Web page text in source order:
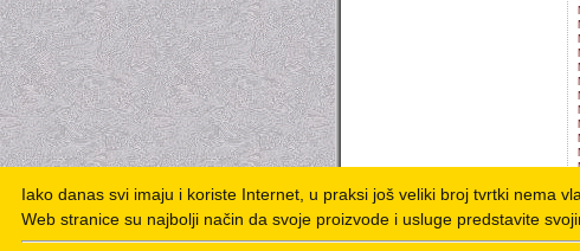
Iako danas svi imaju i koriste Internet, u praksi još veliki broj tvrtki nema
Web stranice su najbolji način da svoje proizvode i usluge predstavite